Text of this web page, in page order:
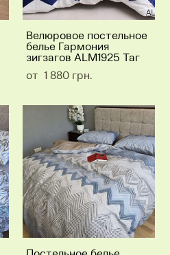
Велюровое постельное
белье Гармония
зигзагов ALM1925 Таг
от 1 880 грн.